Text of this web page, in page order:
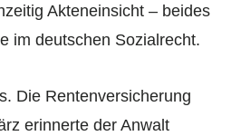
Akteneinsicht – beides
im deutschen Sozialrecht.
Die Rentenversicherung
erinnerte der Anwalt